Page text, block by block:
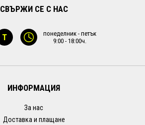
СВЪРЖИ СЕ С НАС
T
понеделник - петък
9:00 - 18:00ч.
ИНФОРМАЦИЯ
За нас
Доставка и плащане